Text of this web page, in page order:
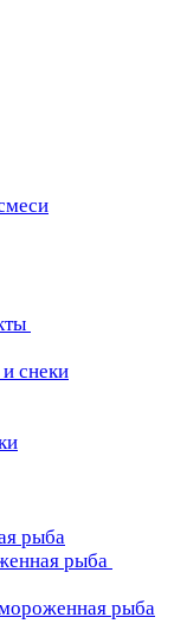
снеки
рыба
рыба
рыба